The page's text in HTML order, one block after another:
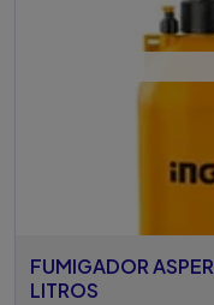
FUMIGADOR
LITROS